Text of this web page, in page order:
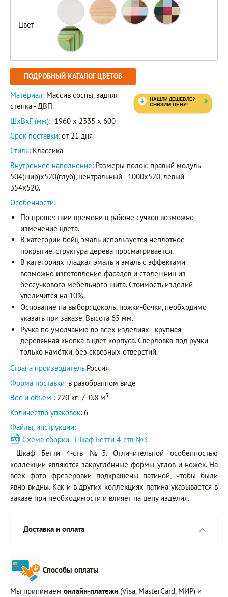
Цвет
ПОДРОБНЫЙ КАТАЛОГ ЦВЕТОВ
Материал: Массив сосны, задняя
стенка - ДВП.
ШxВxГ (мм): 1960 x 2335 x 600
Срок поставки: от 21 дня
Стиль: Классика
Внутреннее наполнение: Размеры полок: правый модуль -
504(шир)х520(глуб), центральный - 1000х520, левый -
354х520.
Особенности:
По прошествии времени в районе сучков возможно
изменение цвета.
В категории бейц эмаль используется неплотное
покрытие, структура дерева просматривается.
В категориях гладкая эмаль и эмаль с эффектами
возможно изготовление фасадов и столешниц из
бессучкового мебельного щита. Стоимость изделий
увеличится на 10%.
Основание на выбор: цоколь, ножки-бочки, необходимо
указать при заказе. Высота 65 мм.
Ручка по умолчанию во всех изделиях - крупная
деревянная кнопка в цвет корпуса. Сверловка под ручки -
только намётки, без сквозных отверстий.
Страна производитель Россия
Форма поставки: в разобранном виде
Вес и объем : 220 кг / 0.8 м3
Количество упаковок: 6
Файлы, инструкции:
Схема сборки - Шкаф Бетти 4-ств №3
Шкаф Бетти 4-ств №3. Отличительной особенностью
коллекции являются закруглённые формы углов и ножек. На
всех фото фрезеровки подкрашены патиной, чтобы были
явно видны. Как и в других коллекциях патина указывается в
заказе при необходимости и влияет на цену изделия.
Доставка и оплата
Способы оплаты
Мы принимаем онлайн-платежи (Visa, MasterCard, МИР) и